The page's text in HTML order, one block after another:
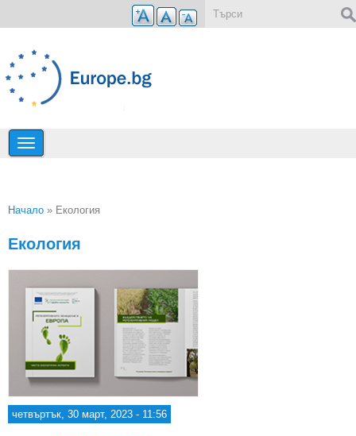
Премини към основното съдържание
Начало » Екология
Екология
четвъртък, 30 март, 2023 - 11:56